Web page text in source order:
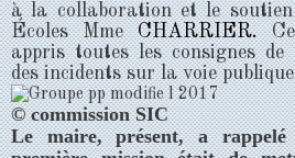
à la collaboration et le soutien
Écoles Mme
CHARRIER.
appris toutes les consignes de
des incidents sur la voie
© commission SIC
Le maire, présent, a